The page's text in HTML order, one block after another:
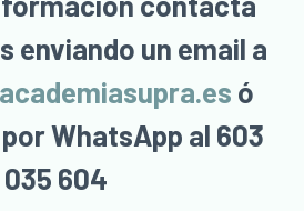
enviando un email a
ó
WhatsApp al 603
035 604